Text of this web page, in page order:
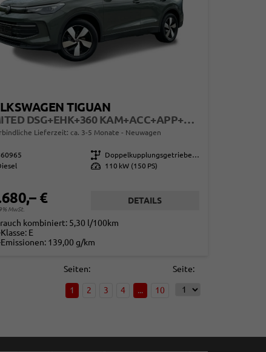
TIGUAN
LIMITED DSG+EHK+360 KAM+ACC+APP+LED PLUS+17" LM+KLIMA
Lieferzeit: ca. 3-5 Monate Neuwagen
Getriebe
Doppelkupplungsgetriebe (DSG)
Leistung 110 kW (150 PS)
€
MwSt.
DETAILS
kombiniert: 5,30 l/100km
E
139,00 g/km
Seite:
Seiten:
1 2 3 4 ... 10